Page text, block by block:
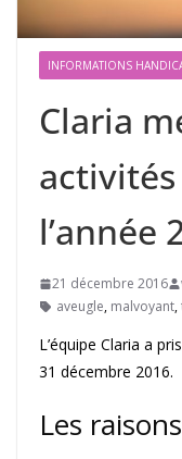
INFORMATIONS
Claria
l’année
21 décembre 2016
aveugle, malvoyant,
L’équipe Claria a
31 décembre 2016.
Les